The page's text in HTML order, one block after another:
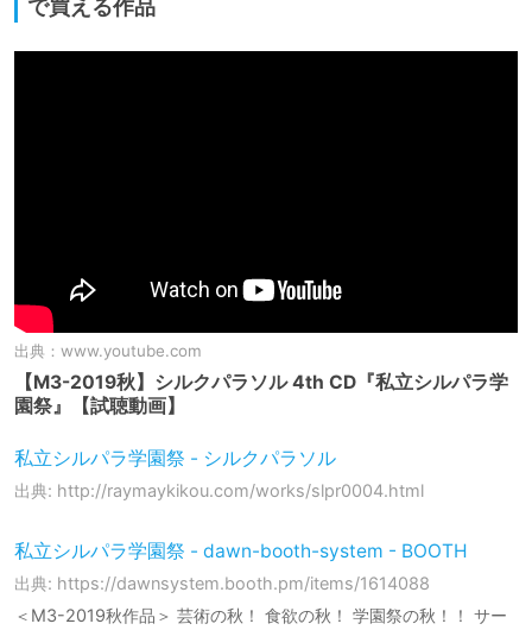
で買える作品
出典： www.youtube.com
【M3-2019秋】シルクパラソル 4th CD『私立シルパラ学
園祭』【試聴動画】
私立シルパラ学園祭 - シルクパラソル
出典: http://raymaykikou.com/works/slpr0004.html
私立シルパラ学園祭 - dawn-booth-system - BOOTH
出典: https://dawnsystem.booth.pm/items/1614088
＜M3-2019秋作品＞ 芸術の秋！ 食欲の秋！ 学園祭の秋！！ サー